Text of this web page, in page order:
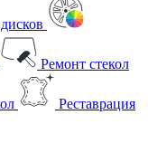
Ремонт стекол
Реставрация